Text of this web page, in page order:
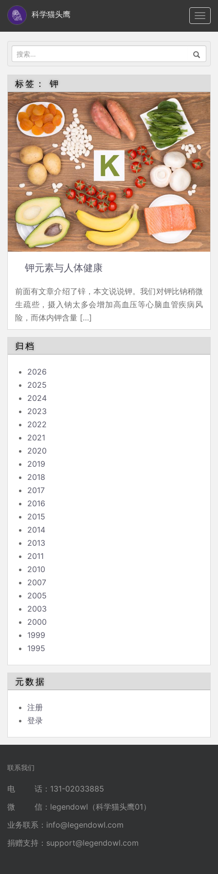
i
科学猫头鹰
搜
索：
标签： 钾
钾元素与人体健康
前面有文章介绍了锌，本文说说钾。我们对钾比钠稍微
生疏些，摄入钠太多会增加高血压等心脑血管疾病风
险，而体内钾含量 […]
归档
2026
2025
2024
2023
2022
2021
2020
2019
2018
2017
2016
2015
2014
2013
2011
2010
2007
2005
2003
2000
1999
1995
元数据
注册
登录
联系我们
电 话：131-02033885
微 信：legendowl（科学猫头鹰01）
业务联系： info@legendowl.com
捐赠支持： support@legendowl.com